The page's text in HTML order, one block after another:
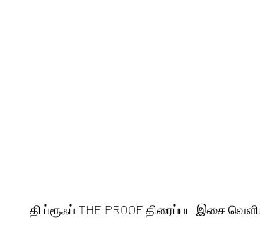
தி ப்ரூஃப் THE PROOF திரைப்பட இசை